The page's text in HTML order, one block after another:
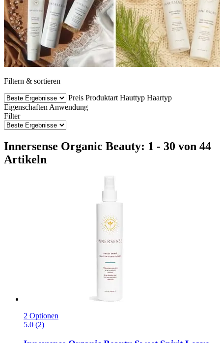
Filtern & sortieren
Preis Produktart Hauttyp Haartyp
Eigenschaften Anwendung
Filter
Innersense Organic Beauty: 1 - 30 von 44
Artikeln
2 Optionen
5.0 (2)